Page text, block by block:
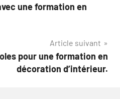
une formation en
Article suivant
pour une formation en
décoration d’intérieur.